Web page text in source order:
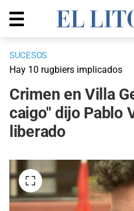
SUCESOS
Hay 10 rugbiers implicados
Crimen en Villa
caigo" dijo Pablo
liberado